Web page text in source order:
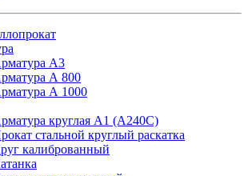
А3
А 800
А 1000
круглая А1 (А240C)
стальной круглый раскатка
калиброванный